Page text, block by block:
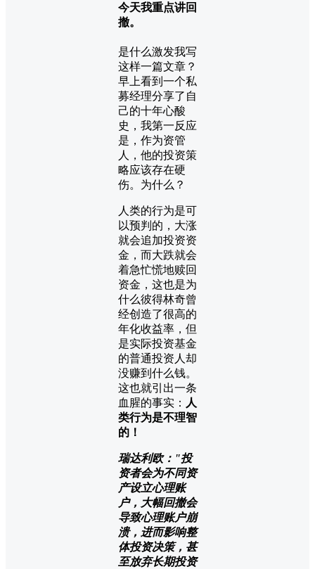
今天我重点讲回
撤。
是什么激发我写
这样一篇文章？
早上看到一个私
募经理分享了自
己的十年心酸
史，我第一反应
是，作为资管
人，他的投资策
略应该存在硬
伤。为什么？
人类的行为是可
以预判的，大涨
就会追加投资资
金，而大跌就会
着急忙慌地赎回
资金，这也是为
什么彼得林奇曾
经创造了很高的
年化收益率，但
是实际投资基金
的普通投资人却
没赚到什么钱。
这也就引出一条
血腥的事实： 人
类行为是不理智
的！
瑞达利欧："投
资者会为不同资
产设立心理账
户，大幅回撤会
导致心理账户崩
溃，进而影响整
体投资决策，甚
至放弃长期投资